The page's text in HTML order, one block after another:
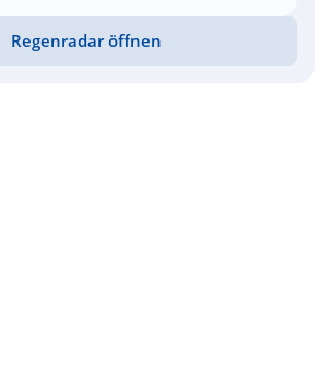
Regenradar öffnen